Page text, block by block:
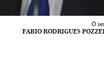
O
FABIO RODRIGUES